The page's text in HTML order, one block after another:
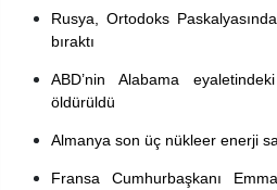
Rusya, Ortodoks
bıraktı
ABD’nin Alabama
öldürüldü
Almanya son üç nükleer enerji
Fransa Cumhurbaşkanı